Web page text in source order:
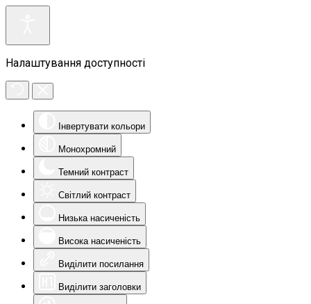
Налаштування доступності
Інвертувати кольори
Монохромний
Темний контраст
Світлий контраст
Низька насиченість
Висока насиченість
Виділити посилання
Виділити заголовки